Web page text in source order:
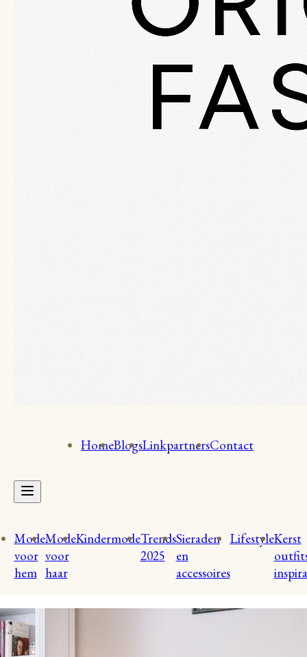
HomeBlogsLinkpartnersContact
Mode
voor
hem
Mode
voor
haar
KindermodeTrends
2025
Sieraden
en
accessoires
LifestyleKerst